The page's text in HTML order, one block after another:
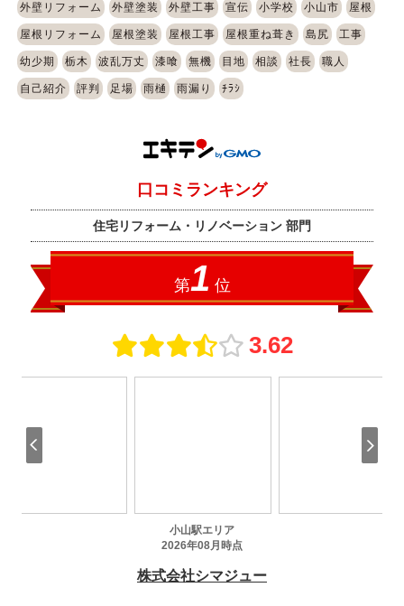
外壁リフォーム 外壁塗装 外壁工事 宣伝 小学校 小山市 屋根
屋根リフォーム 屋根塗装 屋根工事 屋根重ね葺き 島尻 工事
幼少期 栃木 波乱万丈 漆喰 無機 目地 相談 社長 職人
自己紹介 評判 足場 雨樋 雨漏り ﾁﾗｼ